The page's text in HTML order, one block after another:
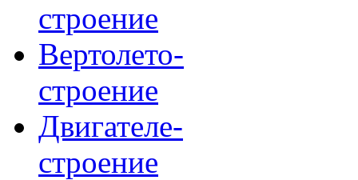
строение
Вертолето-
строение
Двигателе-
строение